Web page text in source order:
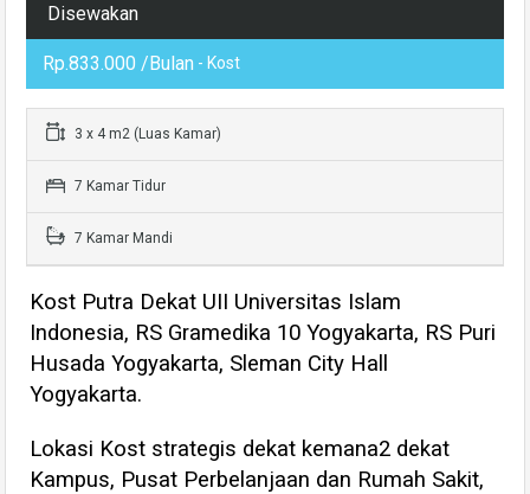
Disewakan
Rp.833.000 /Bulan - Kost
3 x 4 m2 (Luas Kamar)
7 Kamar Tidur
7 Kamar Mandi
Kost Putra Dekat UII Universitas Islam
Indonesia, RS Gramedika 10 Yogyakarta, RS Puri
Husada Yogyakarta, Sleman City Hall
Yogyakarta.
Lokasi Kost strategis dekat kemana2 dekat
Kampus, Pusat Perbelanjaan dan Rumah Sakit,